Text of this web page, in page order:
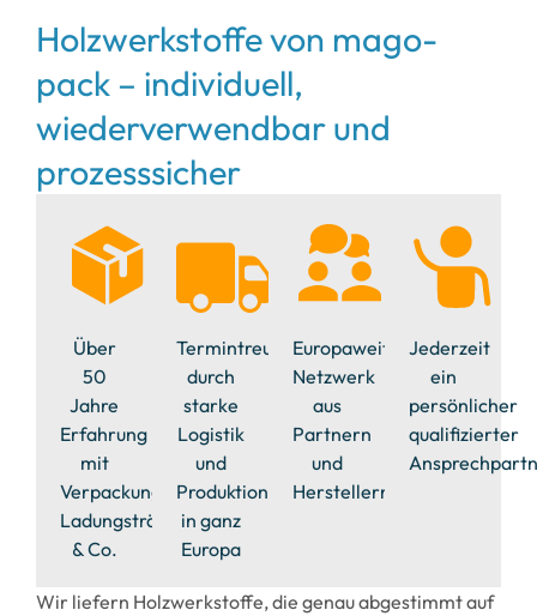
Holzwerkstoffe von mago-
pack – individuell,
wiederverwendbar und
prozesssicher
Über
50
Jahre
Erfahrung
mit
Verpackungen,
Ladungsträger
& Co.
Termintreue
durch
starke
Logistik
und
Produktion
in ganz
Europa
Europaweites
Netzwerk
aus
Partnern
und
Herstellern
Jederzeit
ein
persönlicher
qualifizierter
Wir liefern Holzwerkstoffe, die genau abgestimmt auf